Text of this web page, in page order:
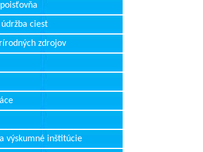
ciest
zdrojov
výskumné inštitúcie